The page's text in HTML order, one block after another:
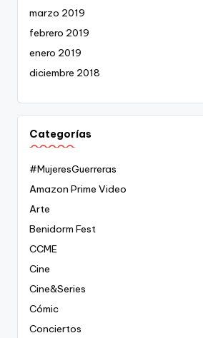
marzo 2019
febrero 2019
enero 2019
diciembre 2018
Categorías
#MujeresGuerreras
Amazon Prime Video
Arte
Benidorm Fest
CCME
Cine
Cine&Series
Cómic
Conciertos